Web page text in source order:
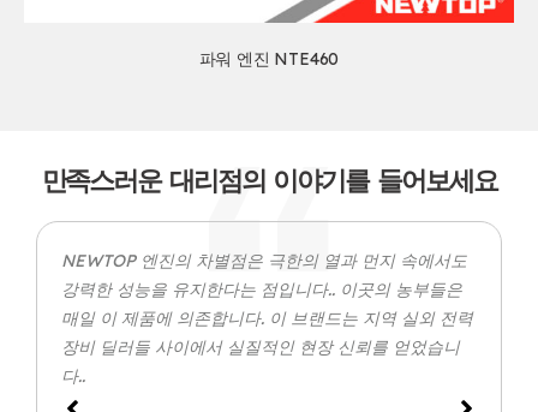
파워 엔진 NTE460
만족스러운 대리점의 이야기를 들어보세요
NEWTOP 엔진의 차별점은 극한의 열과 먼지 속에서도
강력한 성능을 유지한다는 점입니다.. 이곳의 농부들은
매일 이 제품에 의존합니다. 이 브랜드는 지역 실외 전력
장비 딜러들 사이에서 실질적인 현장 신뢰를 얻었습니
다..